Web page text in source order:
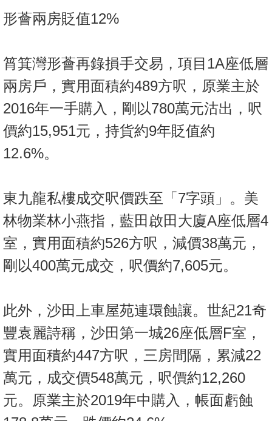
據
公
置
業
手
冊
關
們
形薈兩房貶值12%
筲箕灣形薈再錄損手交易，項目1A座低層
兩房戶，實用面積約489方呎，原業主於
2016年一手購入，剛以780萬元沽出，呎
價約15,951元，持貨約9年貶值約
12.6%。
東九龍私樓成交呎價跌至「7字頭」。美
林物業林小燕指，藍田啟田大廈A座低層4
室，實用面積約526方呎，減價38萬元，
剛以400萬元成交，呎價約7,605元。
此外，沙田上車屋苑連環蝕讓。世紀21奇
豐袁麗詩稱，沙田第一城26座低層F室，
實用面積約447方呎，三房間隔，累減22
萬元，成交價548萬元，呎價約12,260
元。原業主於2019年中購入，帳面虧蝕